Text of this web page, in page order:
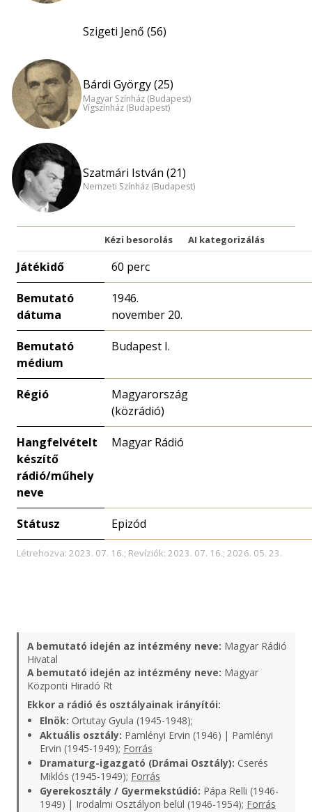
Szigeti Jenő (56)
Bárdi György (25)
Magyar Színház (Budapest)
Vígszínház (Budapest)
Szatmári István (21)
Nemzeti Színház (Budapest)
Kézi besorolás AI kategorizálás
Játékidő 60 perc
Bemutató
dátuma
1946.
november 20.
Bemutató
médium
Budapest I.
Régió
Magyarország
(közrádió)
Hangfelvételt
készítő
rádió/műhely
neve
Magyar Rádió
Státusz Epizód
Létrehozva: 2023. 07. 16.; Revíziók: 2023. 07. 16.; 2026. 05. 23.
A bemutató idején az intézmény neve: Magyar Rádió
Hivatal
A bemutató idején az intézmény neve: Magyar
Központi Hiradó Rt
Ekkor a rádió és osztályainak irányítói:
Elnök: Ortutay Gyula (1945-1948);
Aktuális osztály: Pamlényi Ervin (1946) | Pamlényi
Ervin (1945-1949); Forrás
Dramaturg-igazgató (Drámai Osztály): Cserés
Miklós (1945-1949); Forrás
Gyerekosztály / Gyermekstúdió: Pápa Relli (1946-
1949) | Irodalmi Osztályon belül (1946-1954); Forrás